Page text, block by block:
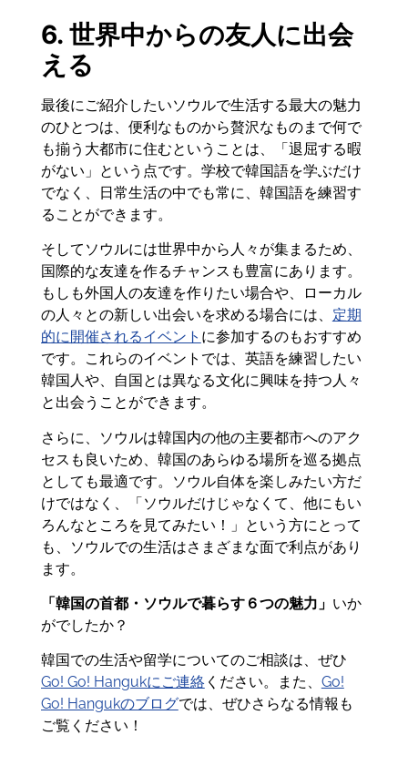
6. 世界中からの友人に出会
える
最後にご紹介したいソウルで生活する最大の魅力
のひとつは、便利なものから贅沢なものまで何で
も揃う大都市に住むということは、「退屈する暇
がない」という点です。学校で韓国語を学ぶだけ
でなく、日常生活の中でも常に、韓国語を練習す
ることができます。
そしてソウルには世界中から人々が集まるため、
国際的な友達を作るチャンスも豊富にあります。
もしも外国人の友達を作りたい場合や、ローカル
の人々との新しい出会いを求める場合には、 定期
的に開催されるイベント に参加するのもおすすめ
です。これらのイベントでは、英語を練習したい
韓国人や、自国とは異なる文化に興味を持つ人々
と出会うことができます。
さらに、ソウルは韓国内の他の主要都市へのアク
セスも良いため、韓国のあらゆる場所を巡る拠点
としても最適です。ソウル自体を楽しみたい方だ
けではなく、「ソウルだけじゃなくて、他にもい
ろんなところを見てみたい！」という方にとって
も、ソウルでの生活はさまざまな面で利点があり
ます。
「韓国の首都・ソウルで暮らす６つの魅力」 いか
がでしたか？
韓国での生活や留学についてのご相談は、ぜひ
Go! Go! Hangukにご連絡ください。また、 Go!
Go! Hangukのブログでは、ぜひさらなる情報も
ご覧ください！